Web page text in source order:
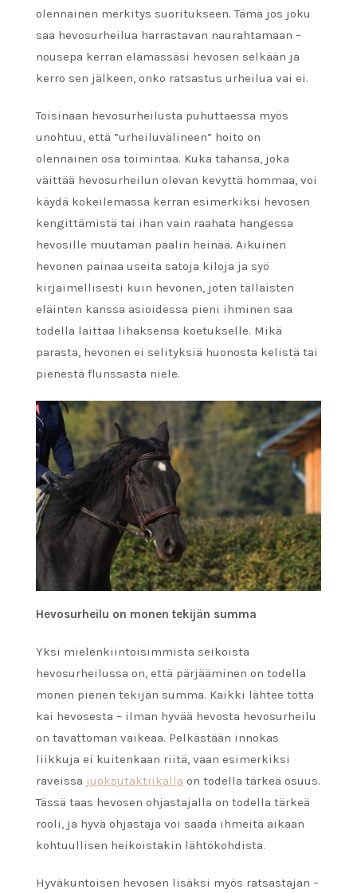
olennainen merkitys suoritukseen. Tämä jos joku
saa hevosurheilua harrastavan naurahtamaan –
nousepa kerran elämässäsi hevosen selkään ja
kerro sen jälkeen, onko ratsastus urheilua vai ei.
Toisinaan hevosurheilusta puhuttaessa myös
unohtuu, että ”urheiluvälineen” hoito on
olennainen osa toimintaa. Kuka tahansa, joka
väittää hevosurheilun olevan kevyttä hommaa, voi
käydä kokeilemassa kerran esimerkiksi hevosen
kengittämistä tai ihan vain raahata hangessa
hevosille muutaman paalin heinää. Aikuinen
hevonen painaa useita satoja kiloja ja syö
kirjaimellisesti kuin hevonen, joten tällaisten
eläinten kanssa asioidessa pieni ihminen saa
todella laittaa lihaksensa koetukselle. Mikä
parasta, hevonen ei selityksiä huonosta kelistä tai
pienestä flunssasta niele.
Hevosurheilu on monen tekijän summa
Yksi mielenkiintoisimmista seikoista
hevosurheilussa on, että pärjääminen on todella
monen pienen tekijän summa. Kaikki lähtee totta
kai hevosesta – ilman hyvää hevosta hevosurheilu
on tavattoman vaikeaa. Pelkästään innokas
liikkuja ei kuitenkaan riitä, vaan esimerkiksi
raveissa juoksutaktiikalla on todella tärkeä osuus.
Tässä taas hevosen ohjastajalla on todella tärkeä
rooli, ja hyvä ohjastaja voi saada ihmeitä aikaan
kohtuullisen heikoistakin lähtökohdista.
Hyväkuntoisen hevosen lisäksi myös ratsastajan –